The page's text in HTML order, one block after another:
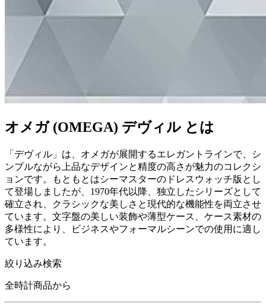
オメガ (OMEGA) デヴィル とは
「デヴィル」は、オメガが展開するエレガントラインで、シ
ンプルながら上品なデザインと精度の高さが魅力のコレクシ
ョンです。もともとはシーマスターのドレスウォッチ版とし
て登場しましたが、1970年代以降、独立したシリーズとして
確立され、クラシックな美しさと現代的な機能性を両立させ
ています。文字盤の美しい装飾や薄型ケース、ケース素材の
多様性により、ビジネスやフォーマルシーンでの使用に適し
ています。
絞り込み検索
全時計商品から